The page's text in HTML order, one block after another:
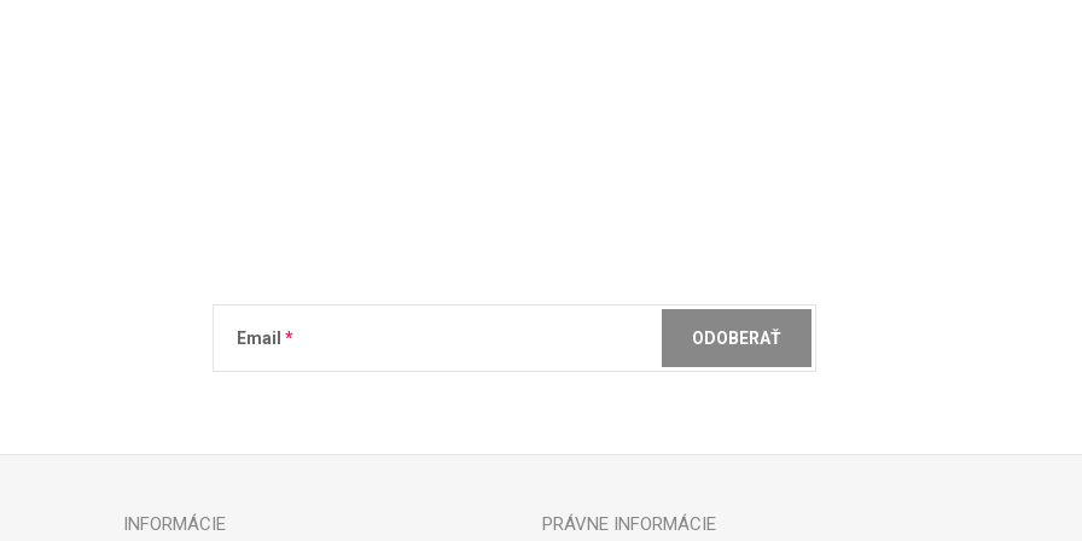
Email ODOBERAŤ
INFORMÁCIE PRÁVNE INFORMÁCIE